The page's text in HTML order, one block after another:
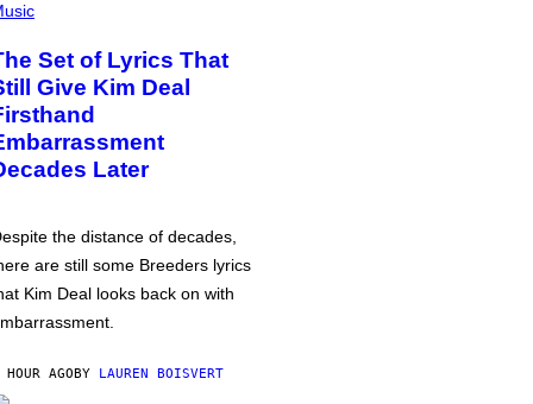
Set of Lyrics That
Give Kim Deal
Later
the distance of decades,
are still some Breeders lyrics
Kim Deal looks back on with
HOUR AGOBY LAUREN BOISVERT